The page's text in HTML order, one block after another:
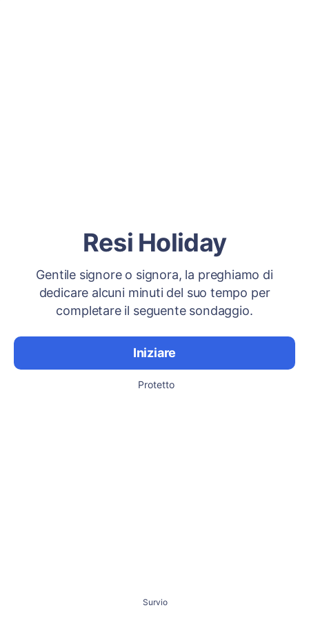
Resi Holiday
Gentile signore o signora, la preghiamo di
dedicare alcuni minuti del suo tempo per
completare il seguente sondaggio.
Iniziare
Protetto
Survio